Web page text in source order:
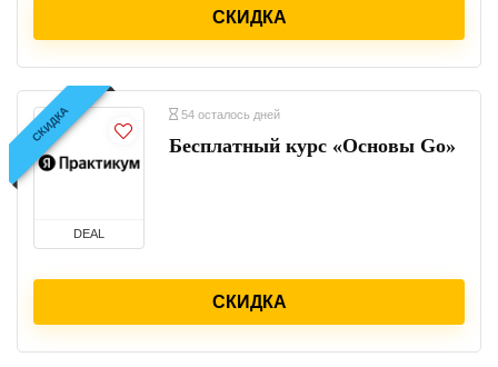
СКИДКА
СКИДКА
DEAL
54 осталось дней
Бесплатный курс «Основы Go»
СКИДКА